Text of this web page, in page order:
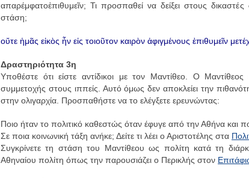
απαρέμφατοἐπιθυμεῖν; Τι προσπαθεί να δείξει στους
στάση;
οὔτε ἡμᾶς εἰκὸς ἦν εἰς τοιοῦτον καιρὸν ἀφιγμένους ἐπιθυμεῖν
Δραστηριότητα 3η
Υποθέστε ότι είστε αντίδικοι με τον Μαντίθεο. Ο
συμμετοχής στους ιππείς. Αυτό όμως δεν αποκλείει την
στην ολιγαρχία. Προσπαθήστε να το ελέγξετε ερευνώντας:
Ποιο ήταν το πολιτικό καθεστώς όταν έφυγε από την Αθήνα και
Σε ποια κοινωνική τάξη ανήκε; Δείτε τι λέει ο Αριστοτέλης στα
Συγκρίνετε τη στάση του Μαντίθεου ως πολίτη κατά τη
Αθηναίου πολίτη όπως την παρουσιάζει ο Περικλής στον